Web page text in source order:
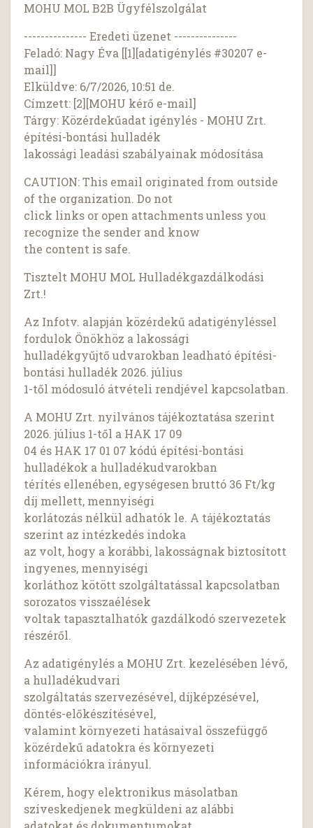
MOHU MOL B2B Ügyfélszolgálat
--------------- Eredeti üzenet ---------------
Feladó: Nagy Éva [[1][adatigénylés #30207 e-
mail]]
Elküldve: 6/7/2026, 10:51 de.
Címzett: [2][MOHU kérő e-mail]
Tárgy: Közérdekűadat igénylés - MOHU Zrt.
építési-bontási hulladék
lakossági leadási szabályainak módosítása
CAUTION: This email originated from outside
of the organization. Do not
click links or open attachments unless you
recognize the sender and know
the content is safe.
Tisztelt MOHU MOL Hulladékgazdálkodási
Zrt.!
Az Infotv. alapján közérdekű adatigényléssel
fordulok Önökhöz a lakossági
hulladékgyűjtő udvarokban leadható építési-
bontási hulladék 2026. július
1-től módosuló átvételi rendjével kapcsolatban.
A MOHU Zrt. nyilvános tájékoztatása szerint
2026. július 1-től a HAK 17 09
04 és HAK 17 01 07 kódú építési-bontási
hulladékok a hulladékudvarokban
térítés ellenében, egységesen bruttó 36 Ft/kg
díj mellett, mennyiségi
korlátozás nélkül adhatók le. A tájékoztatás
szerint az intézkedés indoka
az volt, hogy a korábbi, lakosságnak biztosított
ingyenes, mennyiségi
korláthoz kötött szolgáltatással kapcsolatban
sorozatos visszaélések
voltak tapasztalhatók gazdálkodó szervezetek
részéről.
Az adatigénylés a MOHU Zrt. kezelésében lévő,
a hulladékudvari
szolgáltatás szervezésével, díjképzésével,
döntés-előkészítésével,
valamint környezeti hatásaival összefüggő
közérdekű adatokra és környezeti
információkra irányul.
Kérem, hogy elektronikus másolatban
szíveskedjenek megküldeni az alábbi